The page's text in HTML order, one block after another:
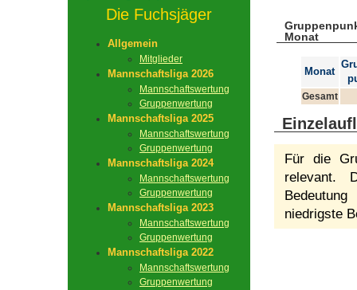
Die Fuchsjäger
Allgemein
Mitglieder
Mannschaftsliga 2026
Mannschaftswertung
Gruppenwertung
Mannschaftsliga 2025
Mannschaftswertung
Gruppenwertung
Mannschaftsliga 2024
Mannschaftswertung
Gruppenwertung
Mannschaftsliga 2023
Mannschaftswertung
Gruppenwertung
Mannschaftsliga 2022
Mannschaftswertung
Gruppenwertung
Monat
Monat
Gesamt
Für die
relevant.
niedrigste